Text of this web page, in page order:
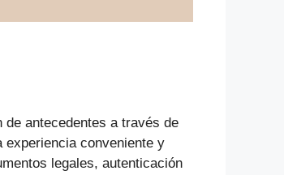
antecedentes a través de
experiencia conveniente y
legales, autenticación